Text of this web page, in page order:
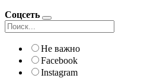
Соцсеть
Не важно
Facebook
Instagram